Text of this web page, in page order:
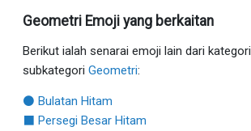
Geometri Emoji yang berkaitan
Berikut ialah senarai emoji lain dari kategori
subkategori Geometri:
⚫ Bulatan Hitam
⬛ Persegi Besar Hitam